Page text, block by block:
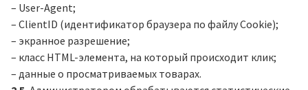
– User-Agent;
– ClientID (идентификатор браузера по файлу Cookie);
– экранное разрешение;
– класс HTML-элемента, на который происходит клик;
– данные о просматриваемых товарах.